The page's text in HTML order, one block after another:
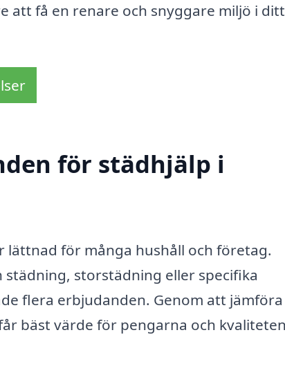
få en renare och snyggare miljö i
för städhjälp i
lättnad för många hushåll och företag.
storstädning eller specifika
flera erbjudanden. Genom att jämföra
bäst värde för pengarna och